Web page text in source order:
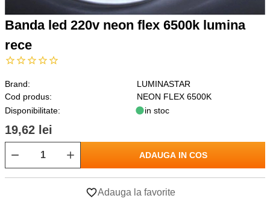
Banda led 220v neon flex 6500k lumina
rece
Brand:
LUMINASTAR
Cod produs:
NEON FLEX 6500K
Disponibilitate:
in stoc
19,62 lei
ADAUGA IN COS
Adauga la favorite